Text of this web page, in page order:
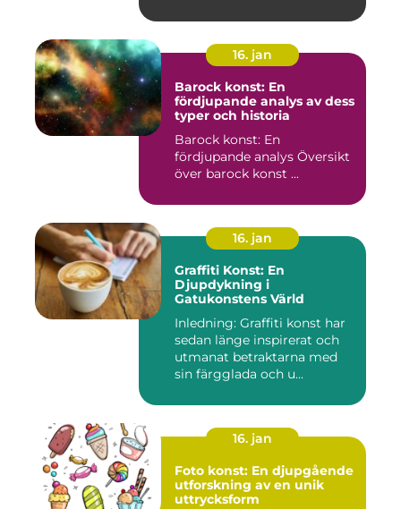
16. jan
Barock konst: En
fördjupande analys av dess
typer och historia
Barock konst: En
fördjupande analys Översikt
över barock konst ...
16. jan
Graffiti Konst: En
Djupdykning i
Gatukonstens Värld
Inledning: Graffiti konst har
sedan länge inspirerat och
utmanat betraktarna med
sin färgglada och u...
16. jan
Foto konst: En djupgående
utforskning av en unik
uttrycksform